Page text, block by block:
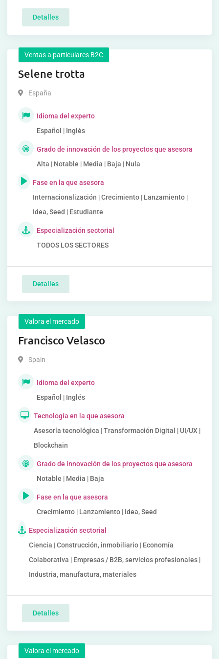
Detalles
Ventas a particulares B2C
Selene trotta
España
Idioma del experto
Español | Inglés
Grado de innovación de los proyectos que asesora
Alta | Notable | Media | Baja | Nula
Fase en la que asesora
Internacionalización | Crecimiento | Lanzamiento |
Idea, Seed | Estudiante
Especialización sectorial
TODOS LOS SECTORES
Detalles
Valora el mercado
Francisco Velasco
Spain
Idioma del experto
Español | Inglés
Tecnología en la que asesora
Asesoría tecnológica | Transformación Digital | UI/UX |
Blockchain
Grado de innovación de los proyectos que asesora
Notable | Media | Baja
Fase en la que asesora
Crecimiento | Lanzamiento | Idea, Seed
Especialización sectorial
Ciencia | Construcción, inmobiliario | Economía
Colaborativa | Empresas / B2B, servicios profesionales |
Industria, manufactura, materiales
Detalles
Valora el mercado